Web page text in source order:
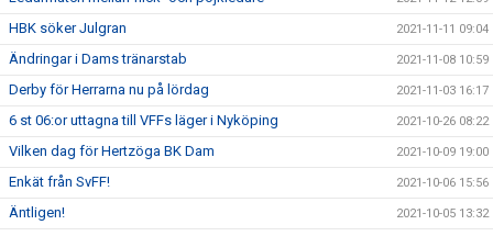
HBK söker Julgran 2021-11-11 09:04
Ändringar i Dams tränarstab 2021-11-08 10:59
Derby för Herrarna nu på lördag 2021-11-03 16:17
6 st 06:or uttagna till VFFs läger i Nyköping 2021-10-26 08:22
Vilken dag för Hertzöga BK Dam 2021-10-09 19:00
Enkät från SvFF! 2021-10-06 15:56
Äntligen! 2021-10-05 13:32